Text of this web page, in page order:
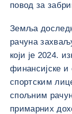
повод за
Земља
рачуна
који је 2024.
финансијске и
спортским
спољним
примарних